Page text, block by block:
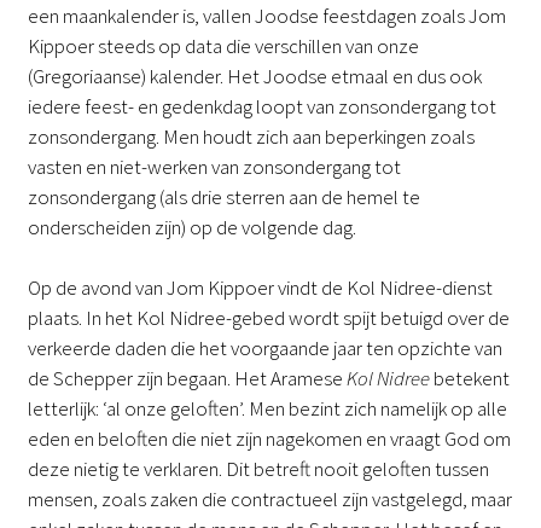
een maankalender is, vallen Joodse feestdagen zoals Jom
Kippoer steeds op data die verschillen van onze
(Gregoriaanse) kalender. Het Joodse etmaal en dus ook
iedere feest- en gedenkdag loopt van zonsondergang tot
zonsondergang. Men houdt zich aan beperkingen zoals
vasten en niet-werken van zonsondergang tot
zonsondergang (als drie sterren aan de hemel te
onderscheiden zijn) op de volgende dag.
Op de avond van Jom Kippoer vindt de Kol Nidree-dienst
plaats. In het Kol Nidree-gebed wordt spijt betuigd over de
verkeerde daden die het voorgaande jaar ten opzichte van
de Schepper zijn begaan. Het ArameseKol Nidreebetekent
letterlijk: ‘al onze geloften’. Men bezint zich namelijk op alle
eden en beloften die niet zijn nagekomen en vraagt God om
deze nietig te verklaren. Dit betreft nooit geloften tussen
mensen, zoals zaken die contractueel zijn vastgelegd, maar